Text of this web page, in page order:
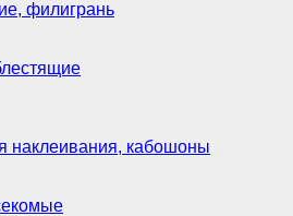
филигрань
наклеивания, кабошоны